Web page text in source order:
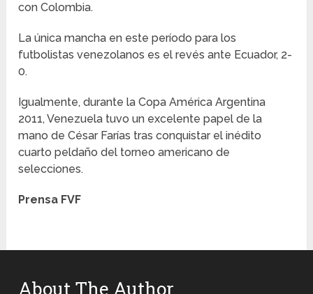
con Colombia.
La única mancha en este período para los
futbolistas venezolanos es el revés ante Ecuador, 2-
0.
Igualmente, durante la Copa América Argentina
2011, Venezuela tuvo un excelente papel de la
mano de César Farías tras conquistar el inédito
cuarto peldaño del torneo americano de
selecciones.
Prensa FVF
About The Author